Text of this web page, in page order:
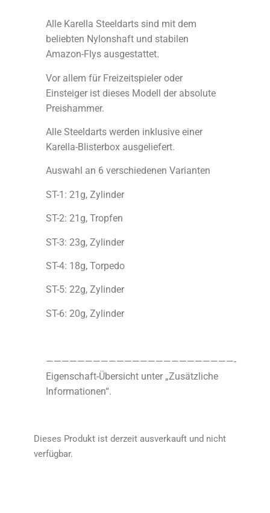
Alle Karella Steeldarts sind mit dem
beliebten Nylonshaft und stabilen
Amazon-Flys ausgestattet.
Vor allem für Freizeitspieler oder
Einsteiger ist dieses Modell der absolute
Preishammer.
Alle Steeldarts werden inklusive einer
Karella-Blisterbox ausgeliefert.
Auswahl an 6 verschiedenen Varianten
ST-1: 21g, Zylinder
ST-2: 21g, Tropfen
ST-3: 23g, Zylinder
ST-4: 18g, Torpedo
ST-5: 22g, Zylinder
ST-6: 20g, Zylinder
————————————————————————-
Eigenschaft-Übersicht unter „Zusätzliche
Informationen“.
Dieses Produkt ist derzeit ausverkauft und nicht
verfügbar.